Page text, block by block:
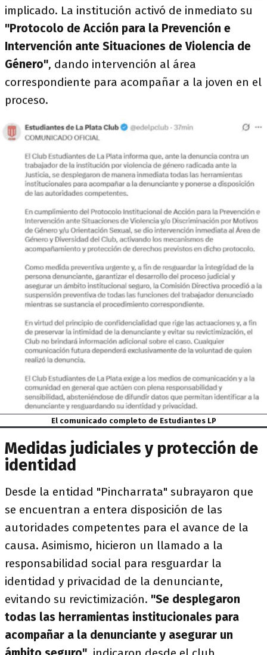
implicado. La institución activó de inmediato su
"Protocolo de Acción para la Prevención e
Intervención ante Situaciones de Violencia de
Género", dando intervención al área
correspondiente para acompañar a la joven en el
proceso.
El comunicado completo de Estudiantes LP
Medidas judiciales y protección de
identidad
Desde la entidad "Pincharrata" subrayaron que
se encuentran a entera disposición de las
autoridades competentes para el avance de la
causa. Asimismo, hicieron un llamado a la
responsabilidad social para resguardar la
identidad y privacidad de la denunciante,
evitando su revictimización. "Se desplegaron
todas las herramientas institucionales para
acompañar a la denunciante y asegurar un